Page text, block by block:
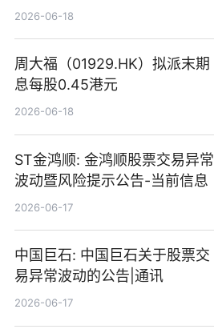
焦点
2026-06-18
周大福（01929.HK）拟派末期
息每股0.45港元
2026-06-18
ST金鸿顺: 金鸿顺股票交易异常
波动暨风险提示公告-当前信息
2026-06-17
中国巨石: 中国巨石关于股票交
易异常波动的公告|通讯
2026-06-17